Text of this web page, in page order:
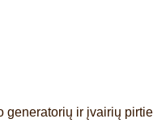
ir įvairių